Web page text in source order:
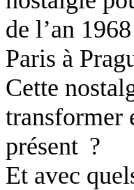
de l’an
Paris à
Cette
transformer
présent ?
Et avec